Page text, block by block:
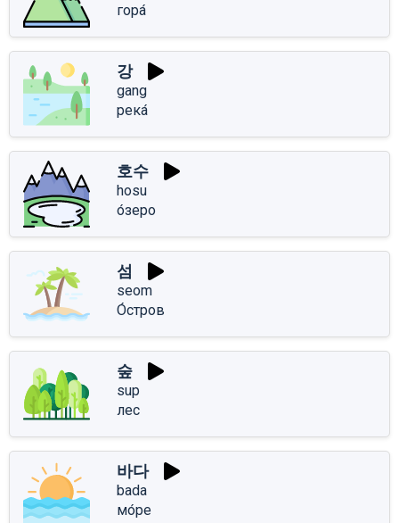
гора́
강
gang
река́
호수
hosu
о́зеро
섬
seom
О́стров
숲
sup
лес
바다
bada
мо́ре